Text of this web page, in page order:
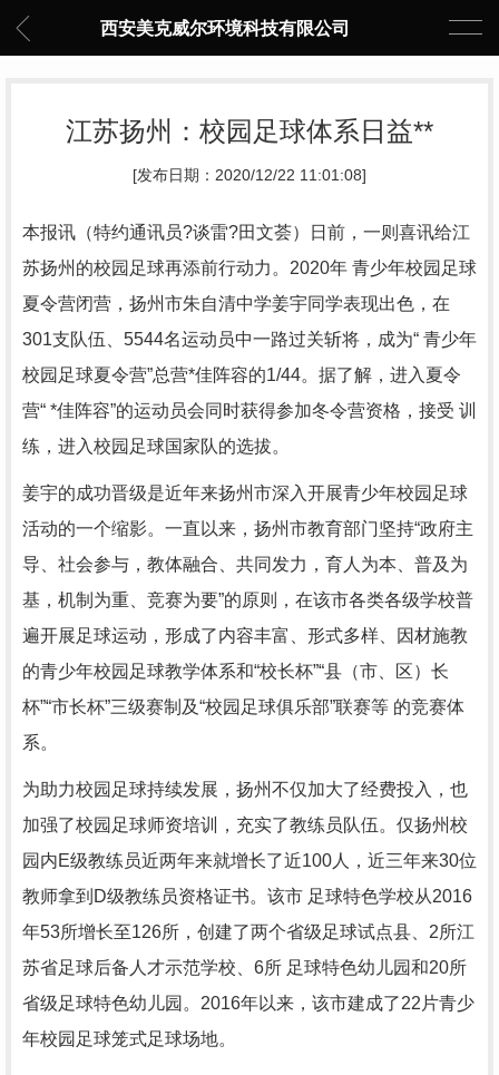
西安美克威尔环境科技有限公司
江苏扬州：校园足球体系日益**
[发布日期：2020/12/22 11:01:08]
本报讯（特约通讯员?谈雷?田文荟）日前，一则喜讯给江
苏扬州的校园足球再添前行动力。2020年 青少年校园足球
夏令营闭营，扬州市朱自清中学姜宇同学表现出色，在
301支队伍、5544名运动员中一路过关斩将，成为“ 青少年
校园足球夏令营”总营*佳阵容的1/44。据了解，进入夏令
营“ *佳阵容”的运动员会同时获得参加冬令营资格，接受 训
练，进入校园足球国家队的选拔。
姜宇的成功晋级是近年来扬州市深入开展青少年校园足球
活动的一个缩影。一直以来，扬州市教育部门坚持“政府主
导、社会参与，教体融合、共同发力，育人为本、普及为
基，机制为重、竞赛为要”的原则，在该市各类各级学校普
遍开展足球运动，形成了内容丰富、形式多样、因材施教
的青少年校园足球教学体系和“校长杯”“县（市、区）长
杯”“市长杯”三级赛制及“校园足球俱乐部”联赛等 的竞赛体
系。
为助力校园足球持续发展，扬州不仅加大了经费投入，也
加强了校园足球师资培训，充实了教练员队伍。仅扬州校
园内E级教练员近两年来就增长了近100人，近三年来30位
教师拿到D级教练员资格证书。该市 足球特色学校从2016
年53所增长至126所，创建了两个省级足球试点县、2所江
苏省足球后备人才示范学校、6所 足球特色幼儿园和20所
省级足球特色幼儿园。2016年以来，该市建成了22片青少
年校园足球笼式足球场地。